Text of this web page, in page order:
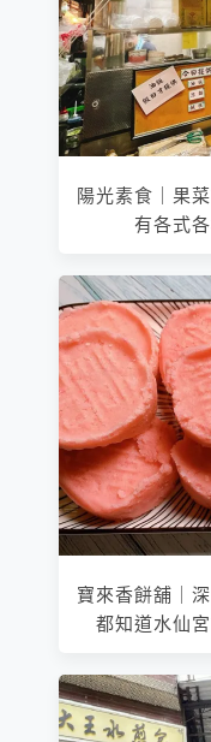
陽光素食｜果
有各式
寶來香餅舖｜
都知道水仙